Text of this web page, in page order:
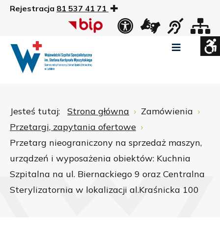
Rejestracja 81 537 41 71
Widok
Jesteś tutaj: Strona główna
Zamówienia
Przetargi, zapytania ofertowe
Przetarg nieograniczony na sprzedaż maszyn,
urządzeń i wyposażenia obiektów: Kuchnia
Szpitalna na ul. Biernackiego 9 oraz Centralna
Sterylizatornia w lokalizacji al.Kraśnicka 100